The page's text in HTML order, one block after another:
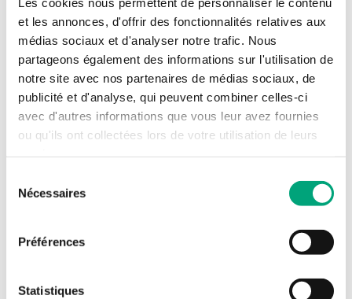
et les annonces, d'offrir des fonctionnalités relatives aux
médias sociaux et d'analyser notre trafic. Nous
partageons également des informations sur l'utilisation de
notre site avec nos partenaires de médias sociaux, de
publicité et d'analyse, qui peuvent combiner celles-ci
avec d'autres informations que vous leur avez fournies
ou qu'ils ont collectées lors de votre utilisation de leurs
Nécessaires
Préférences
Statistiques
IO-EC16DOE-X
UI 0
DI 0